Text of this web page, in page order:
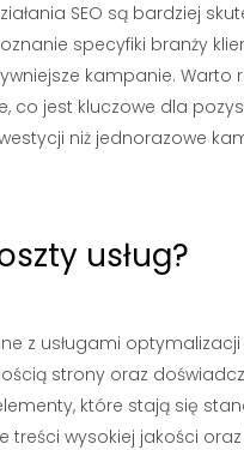
SEO są bardziej
specyfiki branży
kampanie. Warto
co jest kluczowe dla
niż jednorazowe
usług?
z usługami
strony oraz
które stają się
treści wysokiej jakości